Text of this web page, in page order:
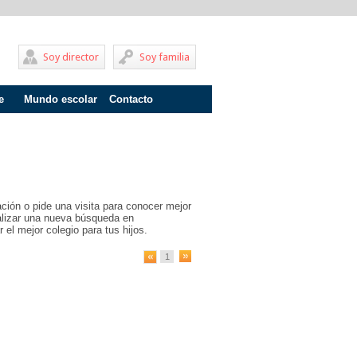
Soy familia
Soy director
Mundo escolar
Fracaso escolar
Acoso escolar
Contacto
o pide una visita para conocer mejor
una nueva búsqueda en
el mejor colegio para tus hijos.
1